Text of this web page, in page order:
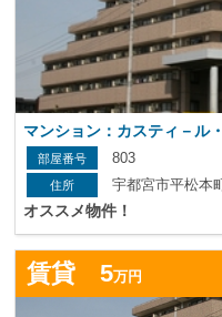
マンション：カスティ－ル
803
宇都宮市平松本
オススメ物件！
賃貸 5万円